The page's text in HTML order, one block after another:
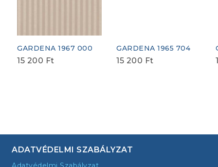
GARDENA 1967 000
15 200 Ft
GARDENA 1965 704
15 200 Ft
ADATVÉDELMI SZABÁLYZAT